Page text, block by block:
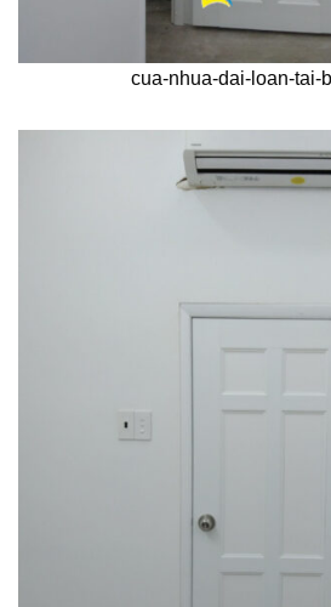
cua-nhua-dai-loan-tai-